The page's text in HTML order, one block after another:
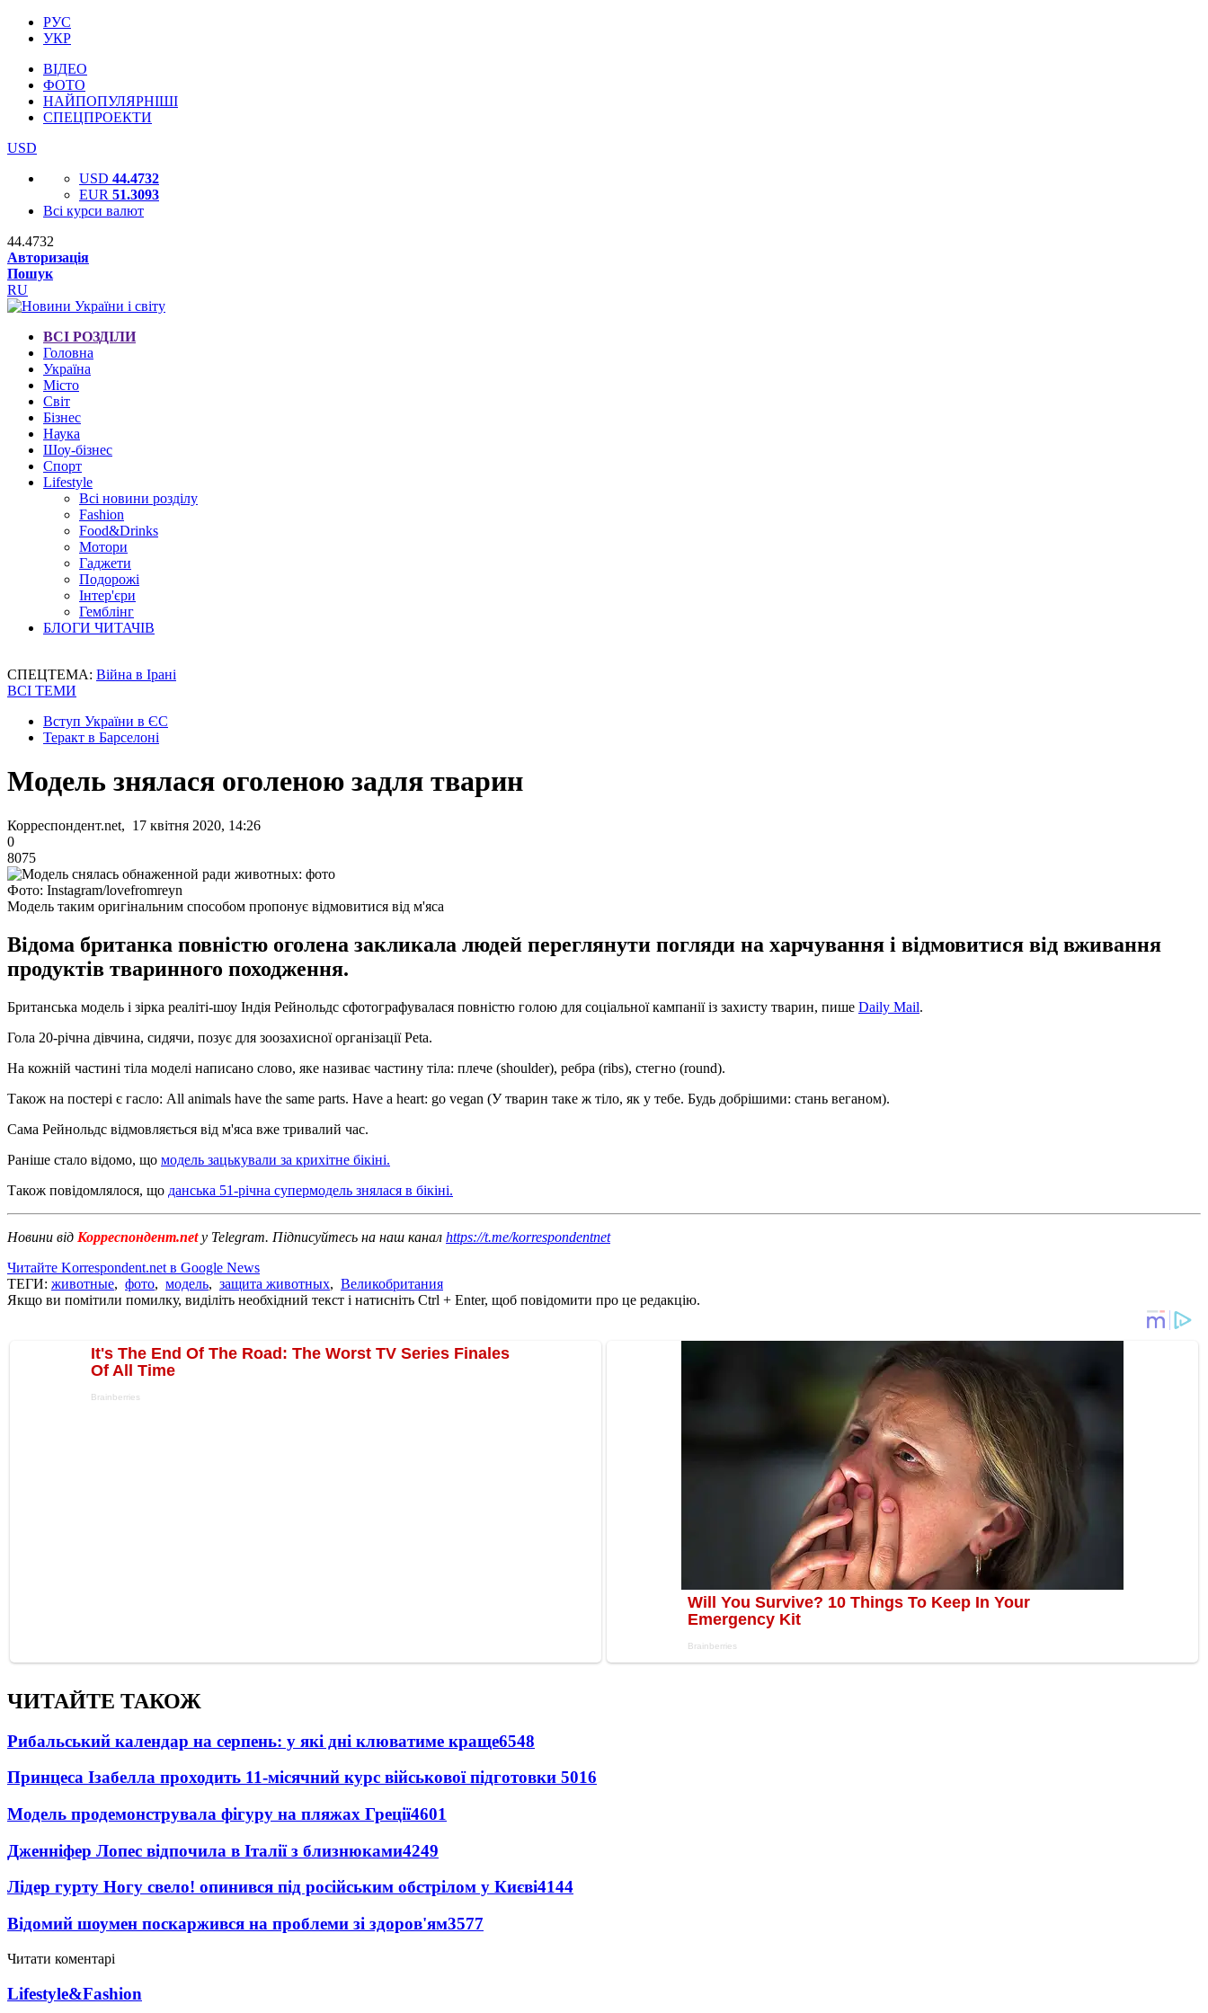
РУС
УКР
ВІДЕО
ФОТО
НАЙПОПУЛЯРНІШІ
СПЕЦПРОЕКТИ
USD
USD 44.4732
EUR 51.3093
Всі курси валют
44.4732
Авторизація
Пошук
RU
ВСІ РОЗДІЛИ
Головна
Україна
Місто
Світ
Бізнес
Наука
Шоу-бізнес
Спорт
Lifestyle
Всі новини розділу
Fashion
Food&Drinks
Мотори
Гаджети
Подорожі
Інтер'єри
Гемблінг
БЛОГИ ЧИТАЧІВ
СПЕЦТЕМА: Війна в Ірані
ВСІ ТЕМИ
Вступ України в ЄС
Теракт в Барселоні
Модель знялася оголеною задля тварин
Корреспондент.net, 17 квітня 2020, 14:26
0
8075
Фото: Instagram/lovefromreyn
Модель таким оригінальним способом пропонує відмовитися від м'яса
Відома британка повністю оголена закликала людей переглянути погляди на харчування і відмовитися від вживання
продуктів тваринного походження.
Британська модель і зірка реаліті-шоу Індія Рейнольдс сфотографувалася повністю голою для соціальної кампанії із захисту тварин, пише Daily Mail.
Гола 20-річна дівчина, сидячи, позує для зоозахисної організації Peta.
На кожній частині тіла моделі написано слово, яке називає частину тіла: плече (shoulder), ребра (ribs), стегно (round).
Також на постері є гасло: All animals have the same parts. Have a heart: go vegan (У тварин таке ж тіло, як у тебе. Будь добрішими: стань веганом).
Сама Рейнольдс відмовляється від м'яса вже тривалий час.
Раніше стало відомо, що модель зацькували за крихітне бікіні.
Також повідомлялося, що данська 51-річна супермодель знялася в бікіні.
Новини від Корреспондент.net у Telegram. Підписуйтесь на наш канал https://t.me/korrespondentnet
Читайте Korrespondent.net в Google News
ТЕГИ: животные, фото, модель, защита животных, Великобритания
Якщо ви помітили помилку, виділіть необхідний текст і натисніть Ctrl + Enter, щоб повідомити про це редакцію.
ЧИТАЙТЕ ТАКОЖ
Рибальський календар на серпень: у які дні клюватиме краще6548
Принцеса Ізабелла проходить 11-місячний курс військової підготовки 5016
Модель продемонструвала фігуру на пляжах Греції4601
Дженніфер Лопес відпочила в Італії з близнюками4249
Лідер гурту Ногу свело! опинився під російським обстрілом у Києві4144
Відомий шоумен поскаржився на проблеми зі здоров'ям3577
Читати коментарі
Lifestyle&Fashion